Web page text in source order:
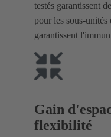
testés garantissent
pour les sous-
garantissent
électromagnétiques.
Gain
flexibilité